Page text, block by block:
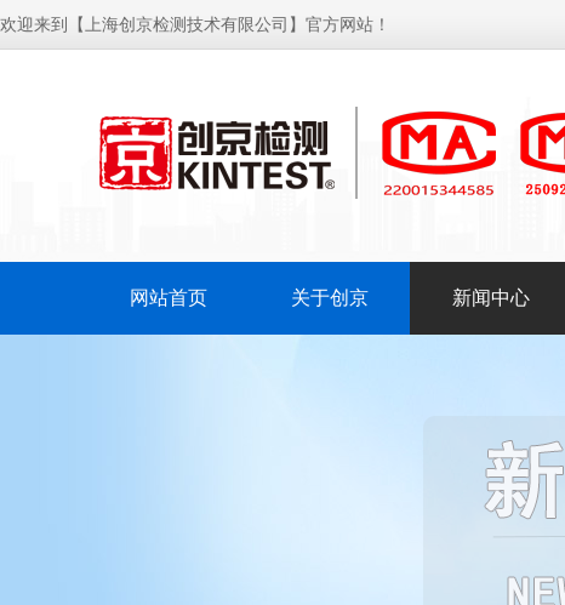
欢迎来到【上海创京检测技术有限公司】官方网站！
网站首页 关于创京 新闻中心